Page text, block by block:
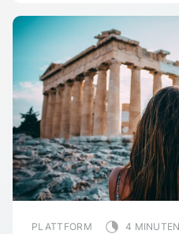
PLATTFORM 4 MINUTEN